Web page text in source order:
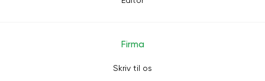
Firma
Skriv til os